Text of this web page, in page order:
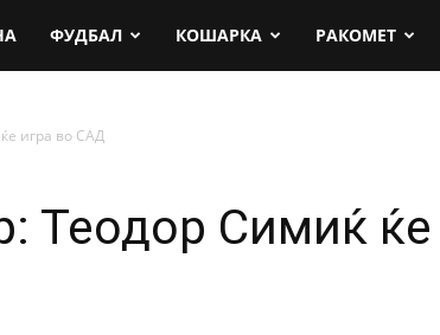
ФУДБАЛ КОШАРКА РАКОМЕТ
игра во САД
Теодор Симиќ ќе